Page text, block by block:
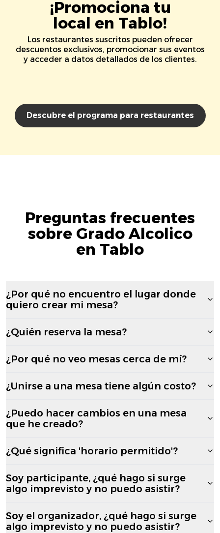
¡Promociona tu
local en Tablo!
Los restaurantes suscritos pueden ofrecer
descuentos exclusivos, promocionar sus eventos
y acceder a datos detallados de los clientes.
Descubre el programa para restaurantes
Preguntas frecuentes
sobre Grado Alcolico
en Tablo
¿Por qué no encuentro el lugar donde
quiero crear mi mesa?
¿Quién reserva la mesa?
¿Por qué no veo mesas cerca de mí?
¿Unirse a una mesa tiene algún costo?
¿Puedo hacer cambios en una mesa
que he creado?
¿Qué significa 'horario permitido'?
Soy participante, ¿qué hago si surge
algo imprevisto y no puedo asistir?
Soy el organizador, ¿qué hago si surge
algo imprevisto y no puedo asistir?